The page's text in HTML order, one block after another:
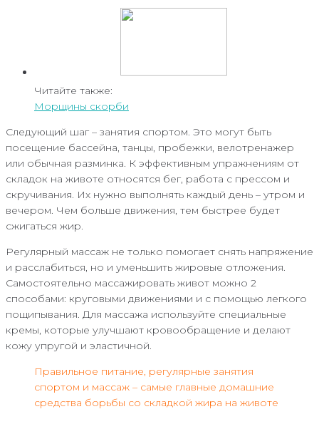
Читайте также:
Морщины скорби
Следующий шаг – занятия спортом. Это могут быть
посещение бассейна, танцы, пробежки, велотренажер
или обычная разминка. К эффективным упражнениям от
складок на животе относятся бег, работа с прессом и
скручивания. Их нужно выполнять каждый день – утром и
вечером. Чем больше движения, тем быстрее будет
сжигаться жир.
Регулярный массаж не только помогает снять напряжение
и расслабиться, но и уменьшить жировые отложения.
Самостоятельно массажировать живот можно 2
способами: круговыми движениями и с помощью легкого
пощипывания. Для массажа используйте специальные
кремы, которые улучшают кровообращение и делают
кожу упругой и эластичной.
Правильное питание, регулярные занятия
спортом и массаж – самые главные домашние
средства борьбы со складкой жира на животе